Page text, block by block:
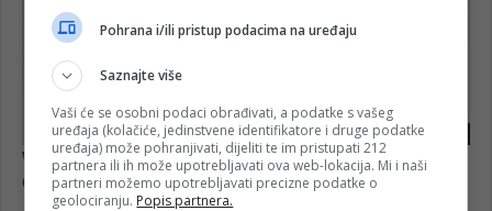
Pohrana i/ili pristup podacima na uređaju
Saznajte više
Vaši će se osobni podaci obrađivati, a podatke s vašeg
uređaja (kolačiće, jedinstvene identifikatore i druge podatke
uređaja) može pohranjivati, dijeliti te im pristupati 212
partnera ili ih može upotrebljavati ova web-lokacija. Mi i naši
partneri možemo upotrebljavati precizne podatke o
geolociranju. Popis partnera.